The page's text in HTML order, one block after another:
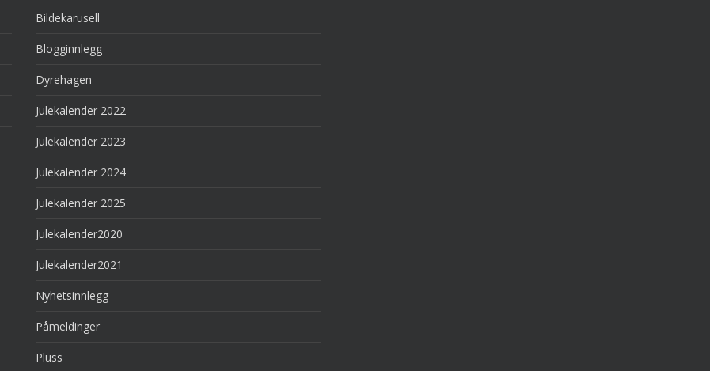
Bildekarusell
Blogginnlegg
Dyrehagen
Julekalender 2022
Julekalender 2023
Julekalender 2024
Julekalender 2025
Julekalender2020
Julekalender2021
Nyhetsinnlegg
Påmeldinger
Pluss